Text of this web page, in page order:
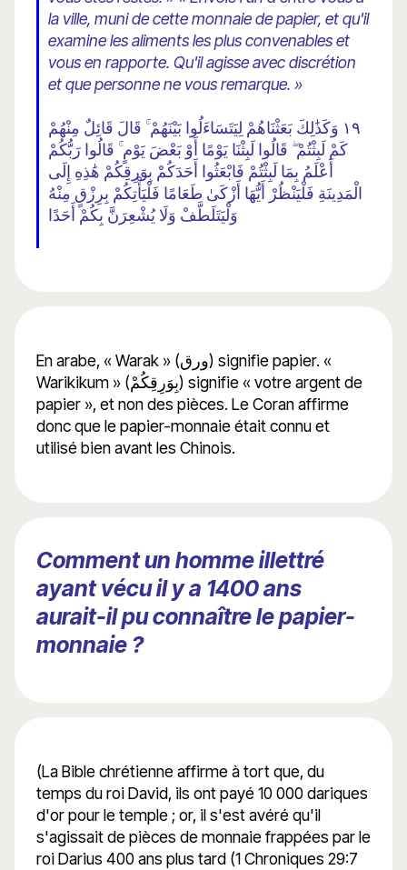
la ville, muni de cette monnaie de papier, et qu'il
examine les aliments les plus convenables et
vous en rapporte. Qu'il agisse avec discrétion
et que personne ne vous remarque. »
١٩ وَكَذَٰلِكَ بَعَثْنَاهُمْ لِيَتَسَاءَلُوا بَيْنَهُمْ ۚ قَالَ قَائِلٌ مِنْهُمْ
كَمْ لَبِثْتُمْ ۖ قَالُوا لَبِثْنَا يَوْمًا أَوْ بَعْضَ يَوْمٍ ۚ قَالُوا رَبُّكُمْ
أَعْلَمُ بِمَا لَبِثْتُمْ فَابْعَثُوا أَحَدَكُمْ بِوَرِقِكُمْ هَٰذِهِ إِلَى
الْمَدِينَةِ فَلْيَنْظُرْ أَيُّهَا أَزْكَىٰ طَعَامًا فَلْيَأْتِكُمْ بِرِزْقٍ مِنْهُ
وَلْيَتَلَطَّفْ وَلَا يُشْعِرَنَّ بِكُمْ أَحَدًا
En arabe, « Warak » (ورق) signifie papier. «
Warikikum » (بِوَرِقِكُمْ) signifie « votre argent de
papier », et non des pièces. Le Coran affirme
donc que le papier-monnaie était connu et
utilisé bien avant les Chinois.
Comment un homme illettré
ayant vécu il y a 1400 ans
aurait-il pu connaître le papier-
monnaie ?
(La Bible chrétienne affirme à tort que, du
temps du roi David, ils ont payé 10 000 dariques
d'or pour le temple ; or, il s'est avéré qu'il
s'agissait de pièces de monnaie frappées par le
roi Darius 400 ans plus tard (1 Chroniques 29:7